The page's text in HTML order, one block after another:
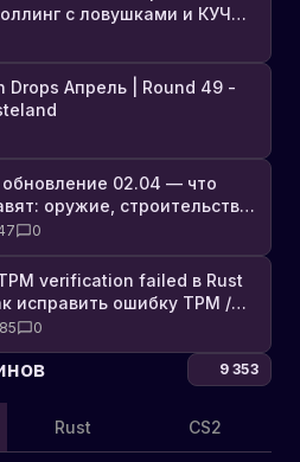
с ловушками и КУЧА
Drops Апрель | Round 49 -
обновление 02.04 — что
оружие, строительство,
и Farming 2.5
0
TPM verification failed в Rust
исправить ошибку TPM /
Boot
0
9 353
Rust CS2